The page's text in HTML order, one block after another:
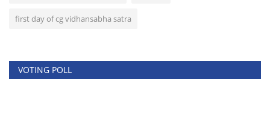
first day of cg vidhansabha satra
VOTING POLL